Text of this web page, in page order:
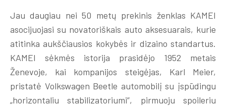
Jau daugiau nei 50 metų prekinis ženklas KAMEI
asocijuojasi su novatoriškais auto aksesuarais, kurie
atitinka aukščiausios kokybės ir dizaino standartus.
KAMEI sėkmės istorija prasidėjo 1952 metais
Ženevoje, kai kompanijos steigėjas, Karl Meier,
pristatė Volkswagen Beetle automobilį su įspūdingu
„horizontaliu stabilizatoriumi”, pirmuoju spoileriu